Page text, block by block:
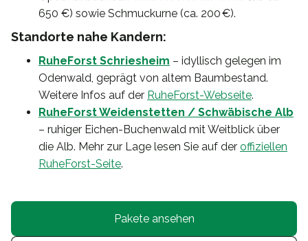
650 €) sowie Schmuckurne (ca. 200 €).
Standorte nahe Kandern:
RuheForst Schriesheim – idyllisch gelegen im
Odenwald, geprägt von altem Baumbestand.
Weitere Infos auf der RuheForst-Webseite.
RuheForst Weidenstetten / Schwäbische Alb
– ruhiger Eichen-Buchenwald mit Weitblick über
die Alb. Mehr zur Lage lesen Sie auf der offiziellen
RuheForst-Seite.
Pakete ansehen